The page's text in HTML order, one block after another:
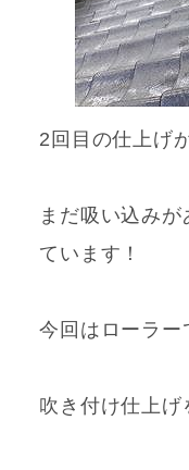
2回目の仕上げ
まだ吸い込み
ています！
今回はローラ
吹き付け仕上げ